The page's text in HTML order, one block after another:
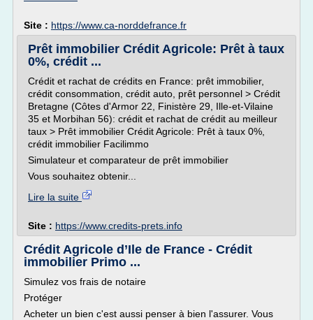
Site : https://www.ca-norddefrance.fr
Prêt immobilier Crédit Agricole: Prêt à taux
0%, crédit ...
Crédit et rachat de crédits en France: prêt immobilier,
crédit consommation, crédit auto, prêt personnel > Crédit
Bretagne (Côtes d'Armor 22, Finistère 29, Ille-et-Vilaine
35 et Morbihan 56): crédit et rachat de crédit au meilleur
taux > Prêt immobilier Crédit Agricole: Prêt à taux 0%,
crédit immobilier Facilimmo
Simulateur et comparateur de prêt immobilier
Vous souhaitez obtenir...
Lire la suite
Site : https://www.credits-prets.info
Crédit Agricole d’Ile de France - Crédit
immobilier Primo ...
Simulez vos frais de notaire
Protéger
Acheter un bien c'est aussi penser à bien l'assurer. Vous